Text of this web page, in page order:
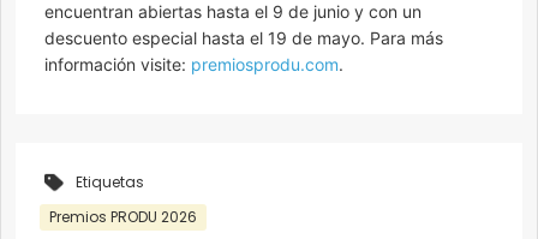
encuentran abiertas hasta el 9 de junio y con un
descuento especial hasta el 19 de mayo. Para más
información visite: premiosprodu.com.
Etiquetas
Premios PRODU 2026